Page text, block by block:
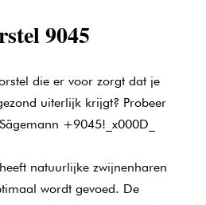
9045
die er voor zorgt dat je
uiterlijk krijgt? Probeer
+9045!_x000D_
natuurlijke zwijnenharen
wordt gevoed. De